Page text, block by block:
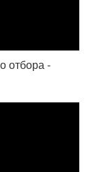
отбора -